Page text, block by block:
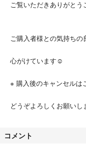
ご覧いただきありがと
ご購入者様との気持ちの
心がけています☺︎
※ 購入後のキャンセルは
どうぞよろしくお願い
コメント